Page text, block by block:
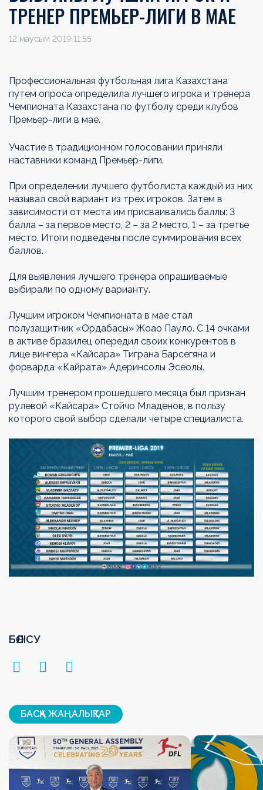
ТРЕНЕР ПРЕМЬЕР-ЛИГИ В МАЕ
12 маусым 2019 11:55
Профессиональная футбольная лига Казахстана
путем опроса определила лучшего игрока и тренера
Чемпионата Казахстана по футболу среди клубов
Премьер-лиги в мае.
Участие в традиционном голосовании приняли
наставники команд Премьер-лиги.
При определении лучшего футболиста каждый из них
называл свой вариант из трех игроков. Затем в
зависимости от места им присваивались баллы: 3
балла – за первое место, 2 – за 2 место, 1 – за третье
место. Итоги подведены после суммирования всех
баллов.
Для выявления лучшего тренера опрашиваемые
выбирали по одному варианту.
Лучшим игроком Чемпионата в мае стал
полузащитник «Ордабасы» Жоао Пауло. С 14 очками
в активе бразилец опередил своих конкурентов в
лице вингера «Кайсара» Тиграна Барсегяна и
форварда «Кайрата» Адеринсолы Эсеолы.
Лучшим тренером прошедшего месяца был признан
рулевой «Кайсара» Стойчо Младенов, в пользу
которого свой выбор сделали четыре специалиста.
БӨЛІСУ
БАСҚА ЖАҢАЛЫҚТАР